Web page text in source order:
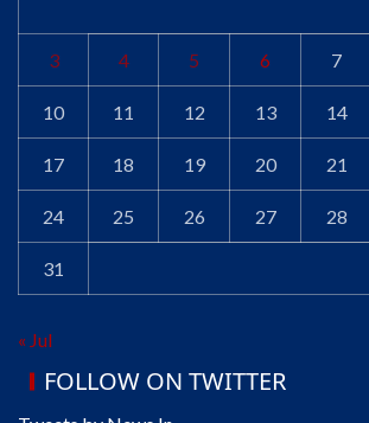
3 4 5 6 7
10 11 12 13 14
17 18 19 20 21
24 25 26 27 28
31
« Jul
FOLLOW ON TWITTER